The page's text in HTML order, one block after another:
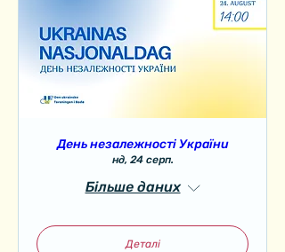
День незалежності України
нд, 24 серп.
Більше даних
Деталі